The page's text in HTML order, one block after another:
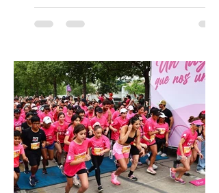
escenario del Teatro CA660 para
protagonizar una velada extraordinaria
Las Cuatro Estaciones de Antonio Vivaldi y
Las Cuatro Estaciones Porteñas de Astor
Piazzolla. Déja